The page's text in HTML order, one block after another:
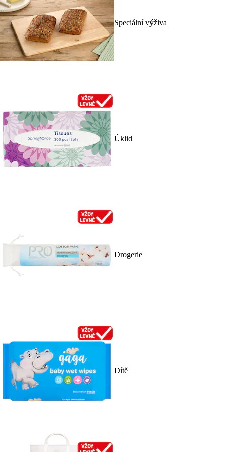
Speciální výživa
Úklid
Drogerie
Dítě